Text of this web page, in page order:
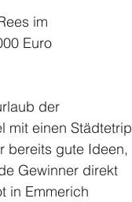
im
Euro
der
mit einen Städtetrip
bereits gute Ideen,
Gewinner direkt
in Emmerich